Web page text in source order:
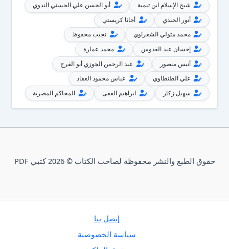
شيخ الإسلام ابن تيمية
أبو الحسن علي الحسني الندوي
أنور الجندي
أجاثا كريستي
محمد متولي الشعراوي
نجيب محفوظ
إحسان عبد القدوس
محمد عمارة
أنيس منصور
عبد الرحمن الجوزي أبو الفرج
علي الطنطاوي
عباس محمود العقاد
سهيل زكار
ابراهيم الفقى المحاكم المصرية
حقوق الطبع والنشر محفوظة لصاحب الكتاب © 2026 كتبي PDF
إتصل بنا
سياسة الخصوصية